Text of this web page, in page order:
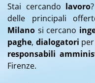
Stai cercando lavoro
delle principali
Milano si cercano
paghe, dialogatori
responsabili
Firenze.